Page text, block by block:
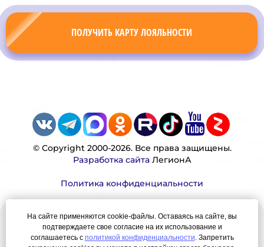
ПОЛУЧИТЬ КАРТУ ЛОЯЛЬНОСТИ
© Copyright 2000-2026. Все права защищены.
Разработка сайтаЛегионА
Политика конфиденциальности
Наша миссия:
На сайте применяются cookie-файлы. Оставаясь на сайте, вы
подтверждаете свое согласие на их использование и
соглашаетесь с политикой конфиденциальности. Запретить